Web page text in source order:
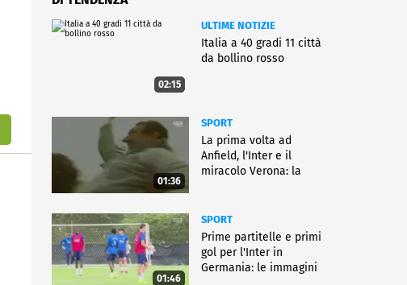
02:15
ULTIME NOTIZIE
Italia a 40 gradi 11 città
da bollino rosso
01:36
SPORT
La prima volta ad
Anfield, l'Inter e il
miracolo Verona: la
01:46
SPORT
Prime partitelle e primi
gol per l'Inter in
Germania: le immagini